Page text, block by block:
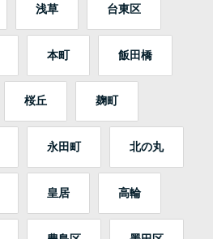
浅草 台東区
本町 飯田橋
桜丘 麹町
永田町 北の丸
皇居 高輪